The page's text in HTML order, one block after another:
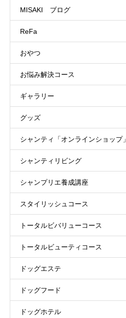
MISAKI ブログ
ReFa
おやつ
お悩み解決コース
ギャラリー
グッズ
シャンティ「オンラインショップ」
シャンティリビング
シャンプリエ養成講座
スタイリッシュコース
トータルビバリューコース
トータルビューティコース
ドッグエステ
ドッグフード
ドッグホテル